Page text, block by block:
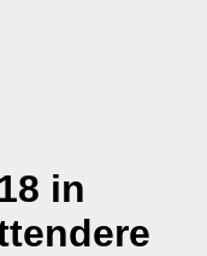
in